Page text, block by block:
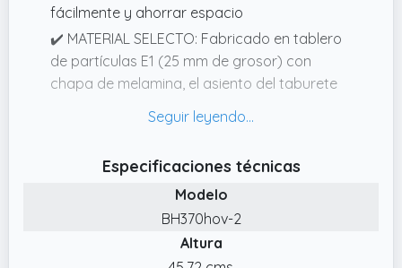
fácilmente y ahorrar espacio
✔️ MATERIAL SELECTO: Fabricado en tablero
de partículas E1 (25 mm de grosor) con
chapa de melamina, el asiento del taburete
limpiar. Las patas tienen almohadillas
arañazos
✔️ Asiento de madera certificada FSC
✔️ ESTABILIDAD Y SEGURIDAD: Las patas de
hierro negro antioxidante y los tubos
Especificaciones técnicas
Modelo
BH370hov-2
Altura